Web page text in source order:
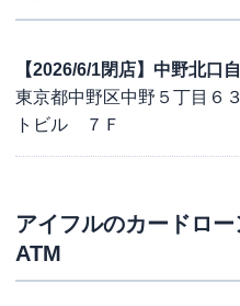
【2026/6/1閉店】中野北口
東京都中野区中野５丁目６
トビル ７Ｆ
アイフルのカードロー
ATM